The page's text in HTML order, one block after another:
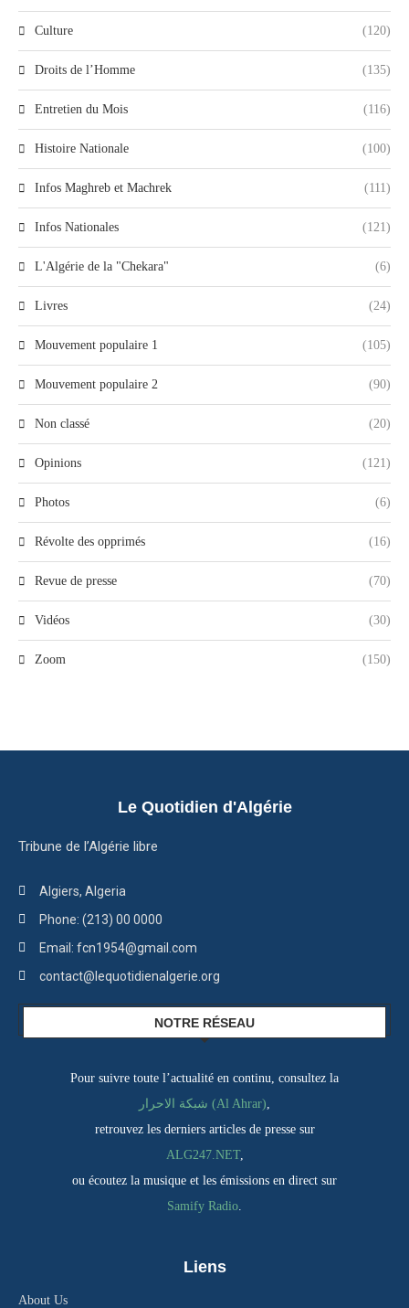
Culture (120)
Droits de l’Homme (135)
Entretien du Mois (116)
Histoire Nationale (100)
Infos Maghreb et Machrek (111)
Infos Nationales (121)
L'Algérie de la "Chekara" (6)
Livres (24)
Mouvement populaire 1 (105)
Mouvement populaire 2 (90)
Non classé (20)
Opinions (121)
Photos (6)
Révolte des opprimés (16)
Revue de presse (70)
Vidéos (30)
Zoom (150)
Le Quotidien d'Algérie
Tribune de l’Algérie libre
Algiers, Algeria
Phone: (213) 00 0000
Email: fcn1954@gmail.com
contact@lequotidienalgerie.org
NOTRE RÉSEAU
Pour suivre toute l’actualité en continu, consultez la
شبكة الاحرار (Al Ahrar),
retrouvez les derniers articles de presse sur
ALG247.NET,
ou écoutez la musique et les émissions en direct sur
Samify Radio.
Liens
About Us